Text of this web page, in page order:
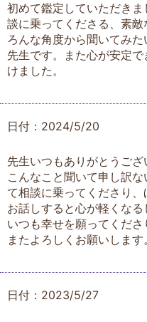
初めて鑑定していただき
談に乗ってくださる、素
ろんな角度から聞いてみ
先生です。また心が安定
けました。
日付：2024/5/20
先生いつもありがとうござ
こんなこと聞いて申し訳
て相談に乗ってくださり、
お話しすると心が軽くなる
いつも幸せを願ってくださ
またよろしくお願いします。
日付：2023/5/27